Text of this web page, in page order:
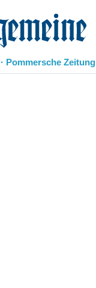
Pommersche Zeitung